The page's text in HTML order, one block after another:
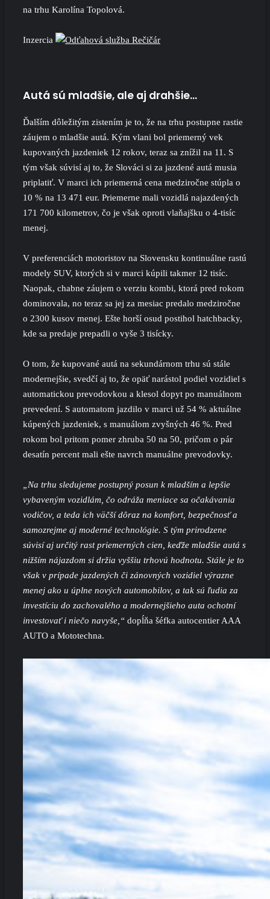
na trhu Karolína Topolová.
Inzercia
Autá sú mladšie, ale aj drahšie…
Ďalším dôležitým zistením je to, že na trhu postupne rastie
záujem o mladšie autá. Kým vlani bol priemerný vek
kupovaných jazdeniek 12 rokov, teraz sa znížil na 11. S
tým však súvisí aj to, že Slováci si za jazdené autá musia
priplatiť. V marci ich priemerná cena medziročne stúpla o
10 % na 13 471 eur. Priemerne mali vozidlá najazdených
171 700 kilometrov, čo je však oproti vlaňajšku o 4-tisíc
menej.
V preferenciách motoristov na Slovensku kontinuálne rastú
modely SUV, ktorých si v marci kúpili takmer 12 tisíc.
Naopak, chabne záujem o verziu kombi, ktorá pred rokom
dominovala, no teraz sa jej za mesiac predalo medziročne
o 2300 kusov menej. Ešte horší osud postihol hatchbacky,
kde sa predaje prepadli o vyše 3 tisícky.
O tom, že kupované autá na sekundárnom trhu sú stále
modernejšie, svedčí aj to, že opäť narástol podiel vozidiel s
automatickou prevodovkou a klesol dopyt po manuálnom
prevedení. S automatom jazdilo v marci už 54 % aktuálne
kúpených jazdeniek, s manuálom zvyšných 46 %. Pred
rokom bol pritom pomer zhruba 50 na 50, pričom o pár
desatín percent mali ešte navrch manuálne prevodovky.
„Na trhu sledujeme postupný posun k mladším a lepšie
vybaveným vozidlám, čo odráža meniace sa očakávania
vodičov, a teda ich väčší dôraz na komfort, bezpečnosť a
samozrejme aj moderné technológie. S tým prirodzene
súvisí aj určitý rast priemerných cien, keďže mladšie autá s
nižším nájazdom si držia vyššiu trhovú hodnotu. Stále je to
však v prípade jazdených či zánovných vozidiel výrazne
menej ako u úplne nových automobilov, a tak sú ľudia za
investíciu do zachovalého a modernejšieho auta ochotní
investovať i niečo navyše,“ dopĺňa šéfka autocentier AAA
AUTO a Mototechna.